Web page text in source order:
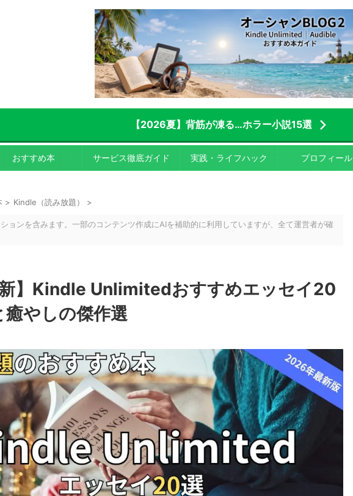
【2026夏】背筋が凍る…ホラー小説15選
おすすめ本 サービス徹底ガイド 実践・ライフハック プロフィール
> Kindle（読み放題） >
ョンを含みます。一部のコンテンツ作成にAIを補助的に利用していますが、全て運営者が確
新】Kindle Unlimitedおすすめエッセイ20
癒やしの傑作選